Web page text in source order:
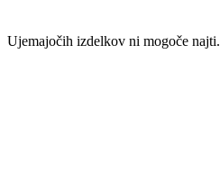
Ujemajočih izdelkov ni mogoče najti.